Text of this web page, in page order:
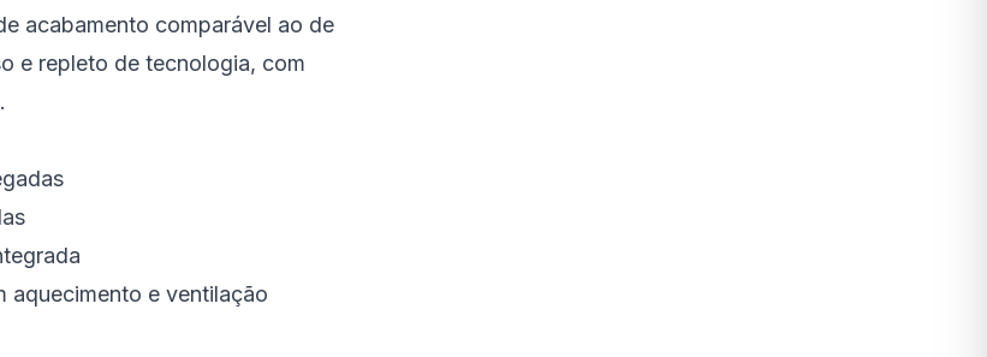
acabamento comparável ao de
e repleto de tecnologia, com
aquecimento e ventilação